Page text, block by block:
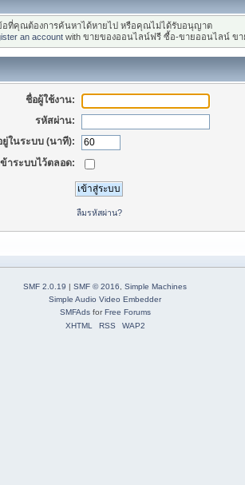
อที่คุณต้องการค้นหาได้หายไป หรือคุณไม่ได้รับอนุญาต
an account with ขายของออนไลน์ฟรี ซื้อ-ขายออนไลน์ ขา
ชื่อผู้ใช้งาน:
รหัสผ่าน:
ยู่ในระบบ (นาที):
าระบบไว้ตลอด:
ลืมรหัสผ่าน?
SMF 2.0.19 | SMF © 2016
Simple Machines
Simple Audio Video Embedder
SMFAdsforFree Forums
XHTML
RSS WAP2